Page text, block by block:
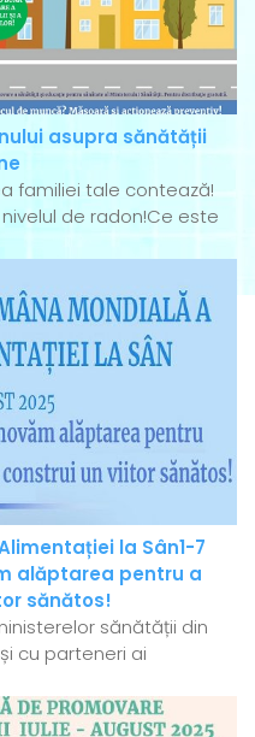
asupra sănătății
familiei tale contează!
de radon!Ce este
la Sân1-7
alăptarea pentru a
sănătos!
sănătății din
cu parteneri ai